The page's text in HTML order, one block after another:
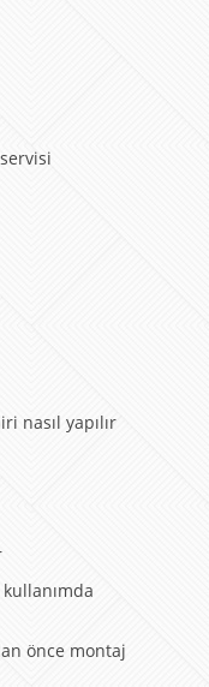
nasıl yapılır
önce montaj